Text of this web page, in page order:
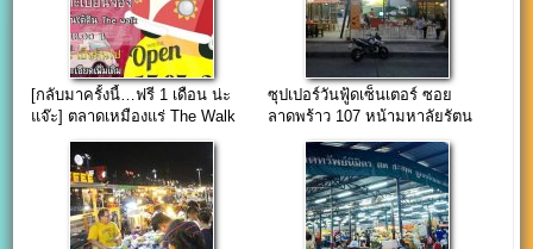
[กลับมาครั้งนี้…ฟรี 1 เดือน น่ะ
แจ๊ะ] ตลาดเหมืองแร่ The Walk
ซุปเปอร์วันฟู้ดเซ็นเตอร์ ซอย
ลาดพร้าว 107 หน้ามหาลัยรัตน